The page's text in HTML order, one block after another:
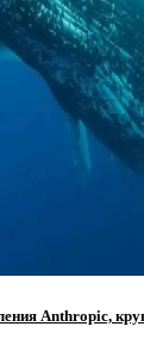
Anthropic,